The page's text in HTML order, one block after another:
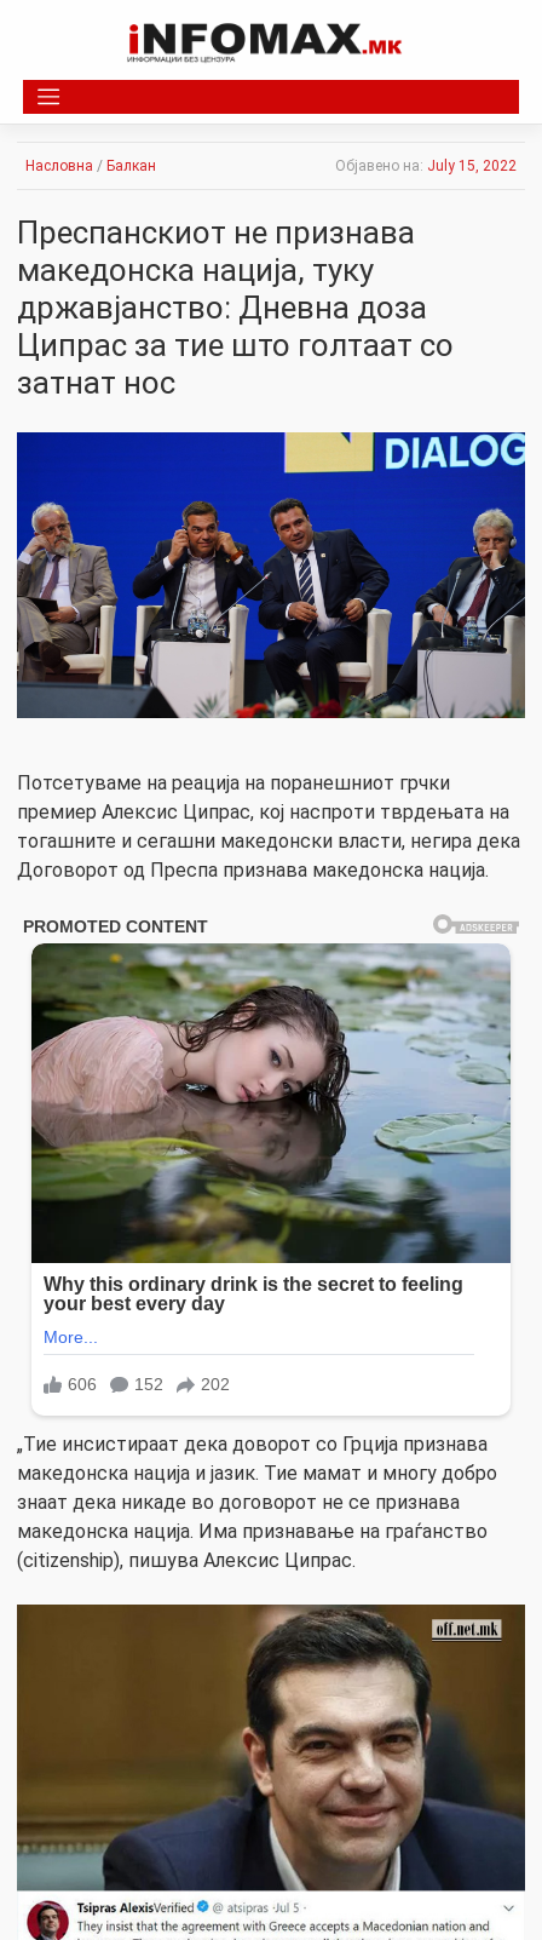
Насловна / Балкан Објавено на: July 15, 2022
Преспанскиот не признава
македонска нација, туку
државјанство: Дневна доза
Ципрас за тие што голтаат со
затнат нос
Потсетуваме на реација на поранешниот грчки
премиер Алексис Ципрас, кој наспроти тврдењата на
тогашните и сегашни македонски власти, негира дека
Договорот од Преспа признава македонска нација.
„Тие инсистираат дека доворот со Грција признава
македонска нација и јазик. Тие мамат и многу добро
знаат дека никаде во договорот не се признава
македонска нација. Има признавање на граѓанство
(citizenship), пишува Алексис Ципрас.